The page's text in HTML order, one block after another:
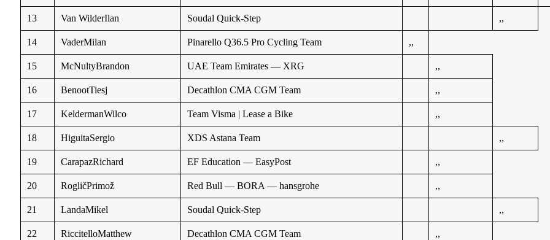
13 Van WilderIlan Soudal Quick-Step ,,
14 VaderMilan Pinarello Q36.5 Pro Cycling Team ,,
15 McNultyBrandon UAE Team Emirates — XRG ,,
16 BenootTiesj Decathlon CMA CGM Team ,,
17 KeldermanWilco Team Visma | Lease a Bike ,,
18 HiguitaSergio XDS Astana Team ,,
19 CarapazRichard EF Education — EasyPost ,,
20 RogličPrimož Red Bull — BORA — hansgrohe ,,
21 LandaMikel Soudal Quick-Step ,,
22 RiccitelloMatthew Decathlon CMA CGM Team ,,